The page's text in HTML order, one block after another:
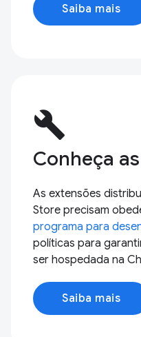
Saiba mais
build
Conheça
As extensões
Store precisam
programa para
políticas para
ser hospedada na
Saiba mais